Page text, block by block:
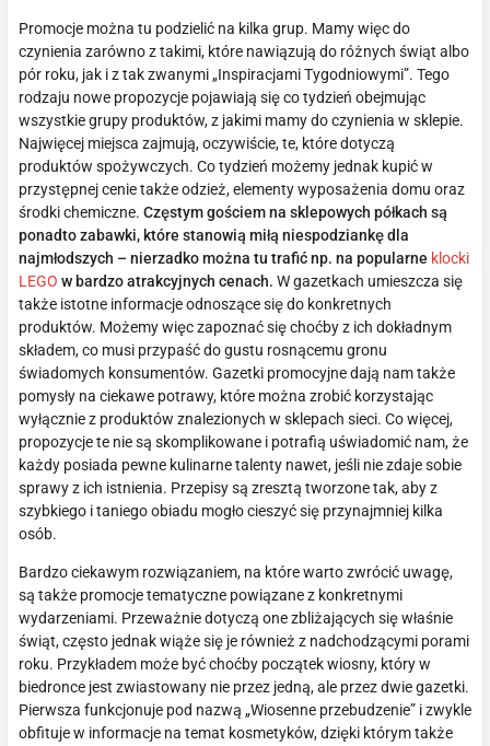
Promocje można tu podzielić na kilka grup. Mamy więc do
czynienia zarówno z takimi, które nawiązują do różnych świąt albo
pór roku, jak i z tak zwanymi „Inspiracjami Tygodniowymi”. Tego
rodzaju nowe propozycje pojawiają się co tydzień obejmując
wszystkie grupy produktów, z jakimi mamy do czynienia w sklepie.
Najwięcej miejsca zajmują, oczywiście, te, które dotyczą
produktów spożywczych. Co tydzień możemy jednak kupić w
przystępnej cenie także odzież, elementy wyposażenia domu oraz
środki chemiczne. Częstym gościem na sklepowych półkach są
ponadto zabawki, które stanowią miłą niespodziankę dla
najmłodszych – nierzadko można tu trafić np. na popularne klocki
LEGO w bardzo atrakcyjnych cenach. W gazetkach umieszcza się
także istotne informacje odnoszące się do konkretnych
produktów. Możemy więc zapoznać się choćby z ich dokładnym
składem, co musi przypaść do gustu rosnącemu gronu
świadomych konsumentów. Gazetki promocyjne dają nam także
pomysły na ciekawe potrawy, które można zrobić korzystając
wyłącznie z produktów znalezionych w sklepach sieci. Co więcej,
propozycje te nie są skomplikowane i potrafią uświadomić nam, że
każdy posiada pewne kulinarne talenty nawet, jeśli nie zdaje sobie
sprawy z ich istnienia. Przepisy są zresztą tworzone tak, aby z
szybkiego i taniego obiadu mogło cieszyć się przynajmniej kilka
osób.
Bardzo ciekawym rozwiązaniem, na które warto zwrócić uwagę,
są także promocje tematyczne powiązane z konkretnymi
wydarzeniami. Przeważnie dotyczą one zbliżających się właśnie
świąt, często jednak wiąże się je również z nadchodzącymi porami
roku. Przykładem może być choćby początek wiosny, który w
biedronce jest zwiastowany nie przez jedną, ale przez dwie gazetki.
Pierwsza funkcjonuje pod nazwą „Wiosenne przebudzenie” i zwykle
obfituje w informacje na temat kosmetyków, dzięki którym także